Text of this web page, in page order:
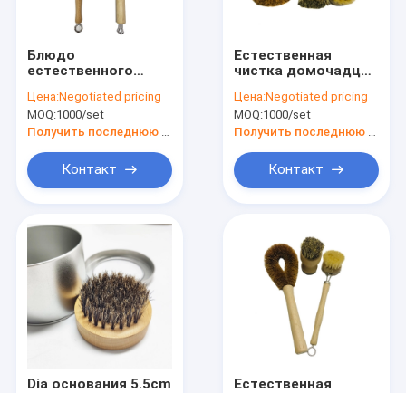
О нас
Свяжитесь мы
Новости
Промышленные очищая щетки
Щетки чистки автомобиля
Блюдо
естественного
деревянное Scrub
щетка 27cm Eco
дружелюбный
Цена:Negotiated pricing
MOQ:1000/set
Получить последнюю цену
Контакт
Естественная
чистка домочадца
волокна Tampico
чистит уборщика
щеткой кухни 22cm
Цена:Negotiated pricing
MOQ:1000/set
Получить последнюю цену
Контакт
Dia основания 5.5cm
Естественная